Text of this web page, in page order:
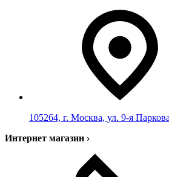
105264, г. Москва, ул. 9-я
Интернет магазин ›